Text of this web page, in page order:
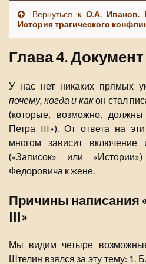
Вернуться к О.А. Иванов.
История трагического
Глава 4.
У нас нет никаких прямых
почему, когда и какон стал
(которые, возможно,
Петра III»). От ответа на
многом зависит
(«Записок» или
Федоровича к жене.
Причины написания
III»
Мы видим четыре
Штелин взялся за эту тему: 1.